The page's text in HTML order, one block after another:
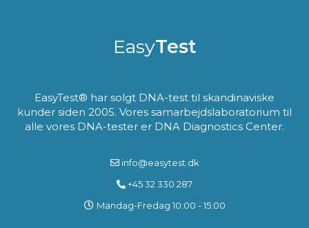
EasyTest
EasyTest® har solgt DNA-test til skandinaviske
kunder siden 2005. Vores samarbejdslaboratorium til
alle vores DNA-tester er DNA Diagnostics Center.
info@easytest.dk
+45 32 330 287
Mandag-Fredag 10:00 - 15:00